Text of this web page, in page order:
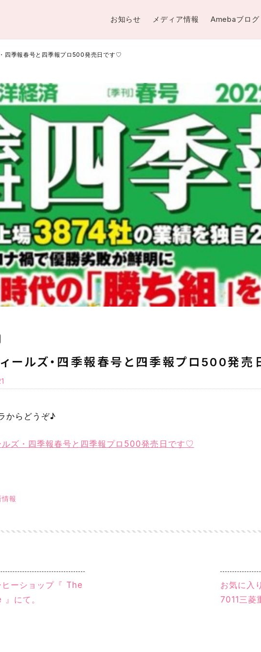
お知らせ メディア情報 Amebaブログ
四季報春号と四季報プロ500発売日です♡
ールズ・四季報春号と四季報プロ500発
からどうぞ♪
ズ・四季報春号と四季報プロ500発売日です♡
情報
ーショップ『 The
にて。
お気に入
7011三菱